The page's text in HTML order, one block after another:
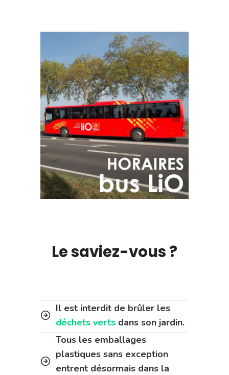
Le saviez-vous ?
Il est interdit de brûler les
déchets verts dans son jardin.
Tous les emballages
plastiques sans exception
entrent désormais dans la